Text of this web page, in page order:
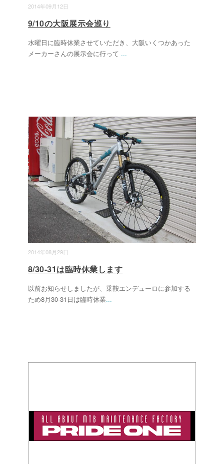
2014年09月12日
9/10の大阪展示会巡り
水曜日に臨時休業させていただき、大阪いくつかあった
メーカーさんの展示会に行って ...
2014年08月29日
8/30-31は臨時休業します
以前お知らせしましたが、乗鞍エンデューロに参加する
ため8月30-31日は臨時休業...